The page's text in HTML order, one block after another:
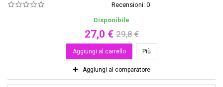
Recensioni: 0
Disponibile
27,0 € 29,8 €
Aggiungi al carrello Più
Aggiungi al comparatore